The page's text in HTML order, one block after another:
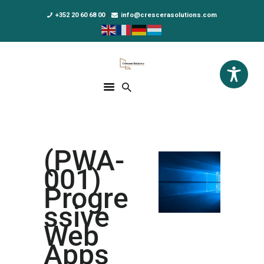
+352 20 60 68 00 info@crescerasolutions.com
Crescera Solutions
Solutions for your evolution
DPO AS A SERVICE
NOUS CONNAÎTRE
ACTUALITÉS
(PWA-
001)
Progre
ssive
Web
Apps